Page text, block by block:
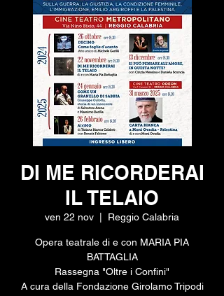
DI ME RICORDERAI
IL TELAIO
ven 22 nov Reggio Calabria
Opera teatrale di e con MARIA PIA
BATTAGLIA
Rassegna "Oltre i Confini"
A cura della Fondazione Girolamo Tripodi